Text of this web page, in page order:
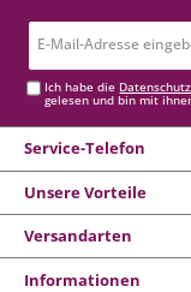
Ich habe die
gelesen und bin mit
Service-Telefon
Unsere Vorteile
Versandarten
Informationen